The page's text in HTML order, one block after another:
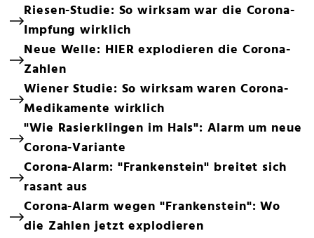
Riesen-Studie: So wirksam war die Corona-
Impfung wirklich
Neue Welle: HIER explodieren die Corona-
Zahlen
Wiener Studie: So wirksam waren Corona-
Medikamente wirklich
"Wie Rasierklingen im Hals": Alarm um neue
Corona-Variante
Corona-Alarm: "Frankenstein" breitet sich
rasant aus
Corona-Alarm wegen "Frankenstein": Wo
die Zahlen jetzt explodieren